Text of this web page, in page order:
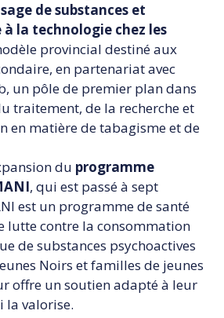
de substances et
à la technologie chez les
provincial destiné aux
en partenariat avec
un pôle de premier plan dans
traitement, de la recherche et
en matière de tabagisme et de
du programme
, qui est passé à sept
est un programme de santé
lutte contre la consommation
de substances psychoactives
Noirs et familles de jeunes
offre un soutien adapté à leur
la valorise.